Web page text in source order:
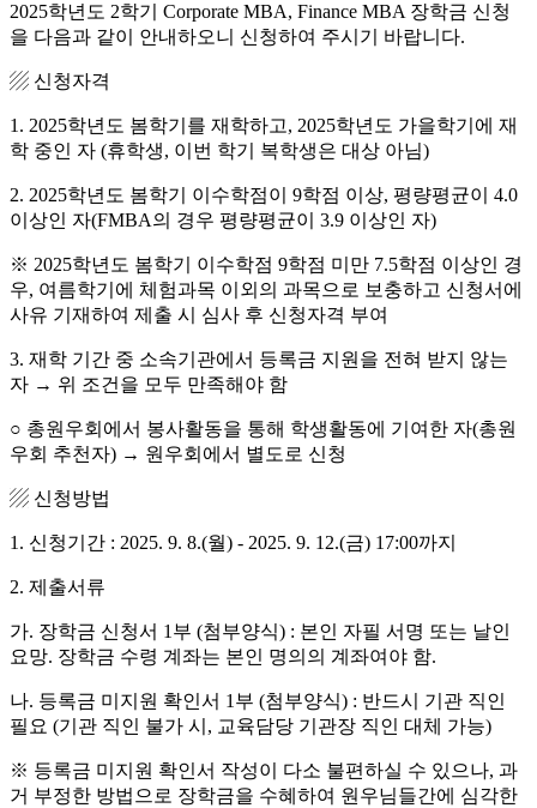
2025학년도 2학기 Corporate MBA, Finance MBA 장학금 신청
을 다음과 같이 안내하오니 신청하여 주시기 바랍니다.
▨ 신청자격
1. 2025학년도 봄학기를 재학하고, 2025학년도 가을학기에 재
학 중인 자 (휴학생, 이번 학기 복학생은 대상 아님)
2. 2025학년도 봄학기 이수학점이 9학점 이상, 평량평균이 4.0
이상인 자(FMBA의 경우 평량평균이 3.9 이상인 자)
※ 2025학년도 봄학기 이수학점 9학점 미만 7.5학점 이상인 경
우, 여름학기에 체험과목 이외의 과목으로 보충하고 신청서에
사유 기재하여 제출 시 심사 후 신청자격 부여
3. 재학 기간 중 소속기관에서 등록금 지원을 전혀 받지 않는
자 → 위 조건을 모두 만족해야 함
○ 총원우회에서 봉사활동을 통해 학생활동에 기여한 자(총원
우회 추천자) → 원우회에서 별도로 신청
▨ 신청방법
1. 신청기간 : 2025. 9. 8.(월) - 2025. 9. 12.(금) 17:00까지
2. 제출서류
가. 장학금 신청서 1부 (첨부양식) : 본인 자필 서명 또는 날인
요망. 장학금 수령 계좌는 본인 명의의 계좌여야 함.
나. 등록금 미지원 확인서 1부 (첨부양식) : 반드시 기관 직인
필요 (기관 직인 불가 시, 교육담당 기관장 직인 대체 가능)
※ 등록금 미지원 확인서 작성이 다소 불편하실 수 있으나, 과
거 부정한 방법으로 장학금을 수혜하여 원우님들간에 심각한